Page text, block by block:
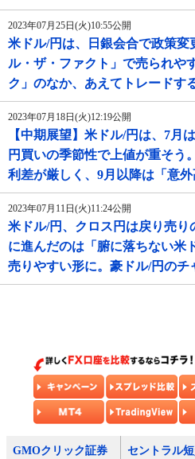
2023年07月25日(火)10:55公開
米ドル/円は、日銀会合で政策変
ル・ザ・ファクト」で売られや
ク」のなか、あえてトレードす
2023年07月18日(火)12:19公開
【中期展望】米ドル/円は、7月
円買いの季節性で上値が重そう
利差が厳しく、9月以降は「意
2023年07月11日(火)11:24公開
米ドル/円、クロス円は戻り売り
に進んだのは「腑に落ちない米
売りやすい形に。豪ドル/円の
GMOクリック証券
セントラル